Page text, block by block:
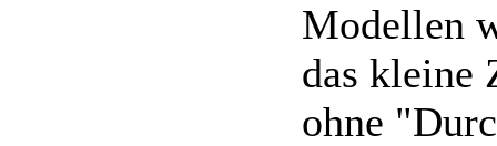
Modellen
das kleine
ohne